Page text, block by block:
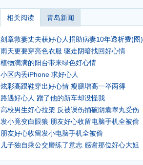
相关阅读 青岛新闻
刻章救妻丈夫获好心人捐助病妻10年透析费(图)
雨天更要穿亮色衣服 驱走阴暗找回好心情
植物满满的阳台带来绿色好心情
小区内丢iPhone 求好心人
炫彩高跟鞋穿出好心情 瘦腿增高一举两得
路遇好心人 蹭了他的新车却没怪我
高校男生好心拉架 反被误伤捅破阴囊睾丸受伤
发小竟变白眼狼 朋友好心收留电脑手机全被偷
朋友好心收留发小电脑手机全被偷
儿子独自乘公交磨练了意志 感谢那位好心大姐